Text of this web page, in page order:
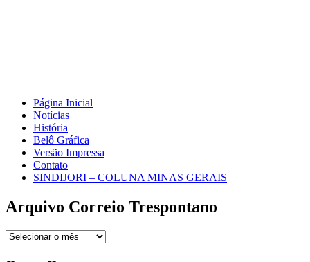
Página Inicial
Notícias
História
Belô Gráfica
Versão Impressa
Contato
SINDIJORI – COLUNA MINAS GERAIS
Arquivo Correio Trespontano
Arquivo